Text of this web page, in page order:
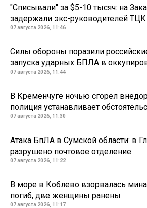
"Списывали" за $5-10 тысяч: на
задержали экс-руководителей ТЦК
07 августа 2026, 11:46
Силы обороны поразили
запуска ударных БПЛА в
07 августа 2026, 11:44
В Кременчуге ночью сгорел
полиция устанавливает
07 августа 2026, 11:30
Атака БпЛА в Сумской области: в
разрушено почтовое отделение
07 августа 2026, 11:22
В море в Коблево взорвалась
погиб, две женщины ранены
07 августа 2026, 11:17